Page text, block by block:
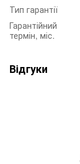
Тип гарантії
Гарантійний
термін, міс.
Відгуки